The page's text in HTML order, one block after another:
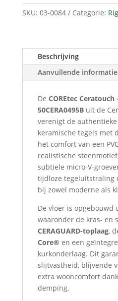
SKU: 03-0084 Categorie:
Beschrijving
Aanvullende informatie
De COREtec Ceratouch
50CERA0495Buit de
verenigt de
keramische tegels met
het comfort van een
realistische
subtiele micro-V-
tijdloze tegeluitstraling
bij zowel moderne als
De vloer is opgebouwd
waaronder de kras- en
CERAGUARD-toplaag,
Core® en een
kurkonderlaag. Dit
slijtvastheid, blijvende
extra wooncomfort
demping.